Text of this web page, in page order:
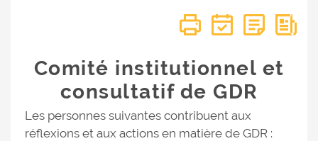
Comité institutionnel et
consultatif de GDR
Les personnes suivantes contribuent aux
réflexions et aux actions en matière de GDR :